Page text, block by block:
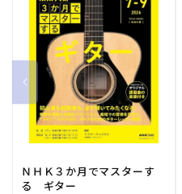
ＮＨＫ３か月でマスターす
る ギター